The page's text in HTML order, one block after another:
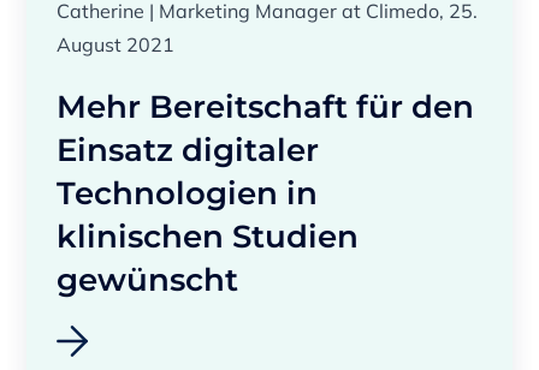
Catherine | Marketing Manager at Climedo, 25.
August 2021
Mehr Bereitschaft für den
Einsatz digitaler
Technologien in
klinischen Studien
gewünscht